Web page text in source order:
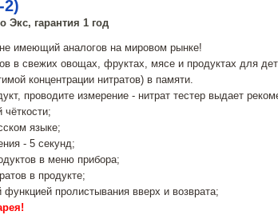
2)
Экс, гарантия 1 год
имеющий аналогов на мировом рынке!
в свежих овощах, фруктах, мясе и продуктах для
концентрации нитратов) в памяти.
проводите измерение - нитрат тестер выдает
языке;
- 5 секунд;
в меню прибора;
в продукте;
функцией пролистывания вверх и возврата;